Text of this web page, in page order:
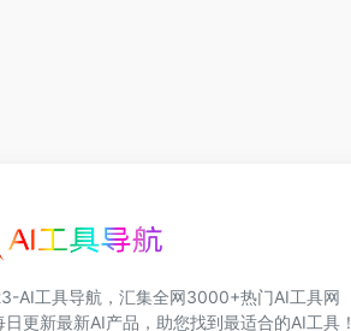
AI工具导航，汇集全网3000+热门AI工具网
日更新最新AI产品，助您找到最适合的AI工具！